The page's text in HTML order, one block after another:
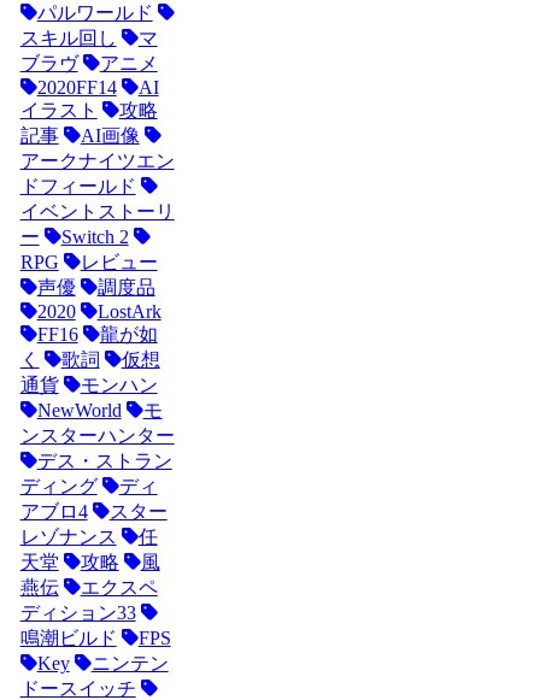
パルワールド
スキル回し
マ
ブラヴ
アニメ
2020FF14
AI
イラスト
攻略
記事
AI画像
アークナイツエン
ドフィールド
イベントストーリ
ー
Switch 2
RPG
レビュー
声優
調度品
2020
LostArk
FF16
龍が如
く
歌詞
仮想
通貨
モンハン
NewWorld
モ
ンスターハンター
デス・ストラン
ディング
ディ
アブロ4
スター
レゾナンス
任
天堂
攻略
風
燕伝
エクスペ
ディション33
鳴潮ビルド
FPS
Key
ニンテン
ドースイッチ